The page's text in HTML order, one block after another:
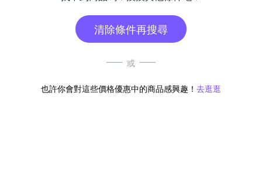
清除條件再搜尋
或
也許你會對這些價格優惠中的商品感興趣！ 去逛逛